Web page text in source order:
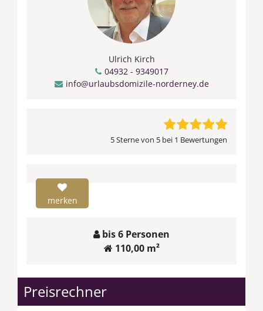
Ulrich Kirch
04932 - 9349017
info@urlaubsdomizile-norderney.de
5 Sterne von 5 bei 1 Bewertungen
merken
bis 6 Personen
110,00 m²
Preisrechner